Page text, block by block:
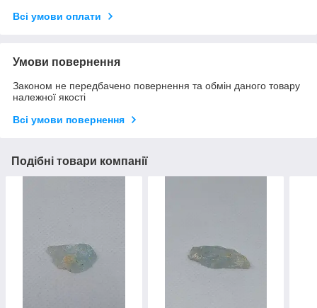
Всі умови оплати
Умови повернення
Законом не передбачено повернення та обмін даного товару
належної якості
Всі умови повернення
Подібні товари компанії